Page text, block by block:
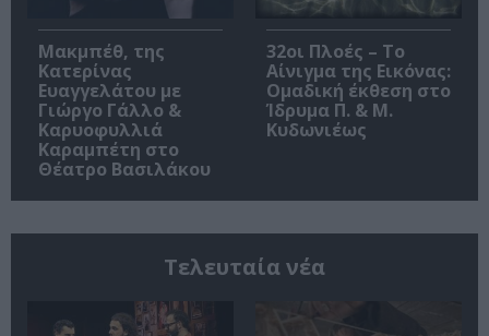
Μακμπέθ, της
Κατερίνας
Ευαγγελάτου με
Γιώργο Γάλλο &
Καρυοφυλλιά
Καραμπέτη στο
Θέατρο Βασιλάκου
32οι Πλοές – Το
Αίνιγμα της Εικόνας:
Ομαδική έκθεση στο
Ίδρυμα Π. & Μ.
Κυδωνιέως
Τελευταία νέα